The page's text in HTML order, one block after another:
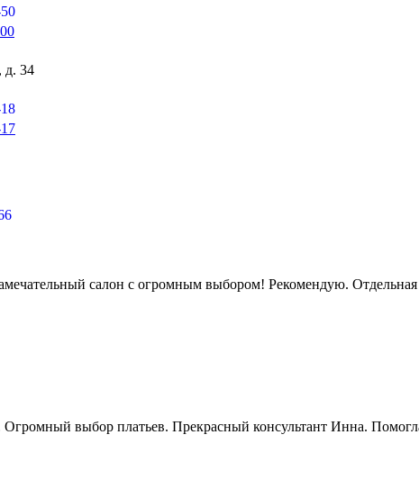
д. 34
салон с огромным выбором! Рекомендую.
выбор платьев. Прекрасный консультант Инна.